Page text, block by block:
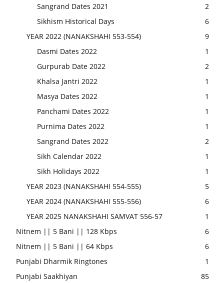
Sangrand Dates 2021
2
Sikhism Historical Days
6
YEAR 2022 (NANAKSHAHI 553-554)
9
Dasmi Dates 2022
1
Gurpurab Date 2022
2
Khalsa Jantri 2022
1
Masya Dates 2022
1
Panchami Dates 2022
1
Purnima Dates 2022
1
Sangrand Dates 2022
2
Sikh Calendar 2022
1
Sikh Holidays 2022
1
YEAR 2023 (NANAKSHAHI 554-555)
5
YEAR 2024 (NANAKSHAHI 555-556)
6
YEAR 2025 NANAKSHAHI SAMVAT 556-57
1
Nitnem || 5 Bani || 128 Kbps
6
Nitnem || 5 Bani || 64 Kbps
6
Punjabi Dharmik Ringtones
1
Punjabi Saakhiyan
85